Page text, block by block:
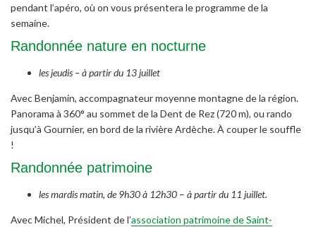
pendant l’apéro, où on vous présentera le programme de la
semaine.
Randonnée nature en nocturne
les jeudis – à partir du 13 juillet
Avec Benjamin, accompagnateur moyenne montagne de la région.
Panorama à 360° au sommet de la Dent de Rez (720 m), ou rando
jusqu’à Gournier, en bord de la rivière Ardèche. À couper le souffle
!
Randonnée patrimoine
les mardis matin, de 9h30 à 12h30 – à partir du 11 juillet.
Avec Michel, Président de l’association patrimoine de Saint-